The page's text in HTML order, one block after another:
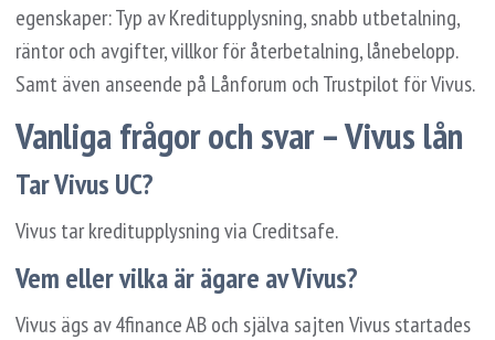
egenskaper: Typ av Kreditupplysning, snabb utbetalning,
räntor och avgifter, villkor för återbetalning, lånebelopp.
Samt även anseende på Lånforum och Trustpilot för Vivus.
Vanliga frågor och svar – Vivus lån
Tar Vivus UC?
Vivus tar kreditupplysning via Creditsafe.
Vem eller vilka är ägare av Vivus?
Vivus ägs av 4finance AB och själva sajten Vivus startades